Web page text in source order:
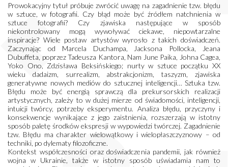
Prowokacyjny tytuł próbuje zwrócić uwagę na zagadnienie tzw. błędu
w sztuce, w fotografii. Czy błąd może być źródłem natchnienia w
sztuce fotografii? Czy zjawiska następujące w sposób
niekontrolowany mogą wywoływać ciekawe, niepowtarzalne
inspiracje? Wiele postaw artystów wyrosło z takich doświadczeń.
Zaczynając od Marcela Duchampa, Jacksona Pollocka, Jeana
Dubuffeta, poprzez Tadeusza Kantora, Nam June Paika, Johna Cagea,
Yoko Ono, Zdzisława Beksińskiego; nurty w sztuce początku XX
wieku dadaizm, surrealizm, abstrakcjonizm, taszyzm, zjawiska
generatywne nowych mediów do sztucznej inteligencji… Sztuka tzw.
Błędu może być energią sprawczą dla prekursorskich realizacji
artystycznych, zależy to w dużej mierze od świadomości, inteligencji,
intuicji twórcy, potrzeby eksperymentu. Analiza błędu, przyczyny i
konsekwencje wynikające z jego zaistnienia, rozszerzają w istotny
sposób paletę środków ekspresji w wypowiedzi twórczej. Zagadnienie
tzw. Błędu ma charakter wielowątkowy i wielopłaszczyznowy – od
techniki, po dylematy filozoficzne.
Kontekst współczesności oraz doświadczenia pandemii, jak również
wojna w Ukrainie, także w istotny sposób uświadamia nam to